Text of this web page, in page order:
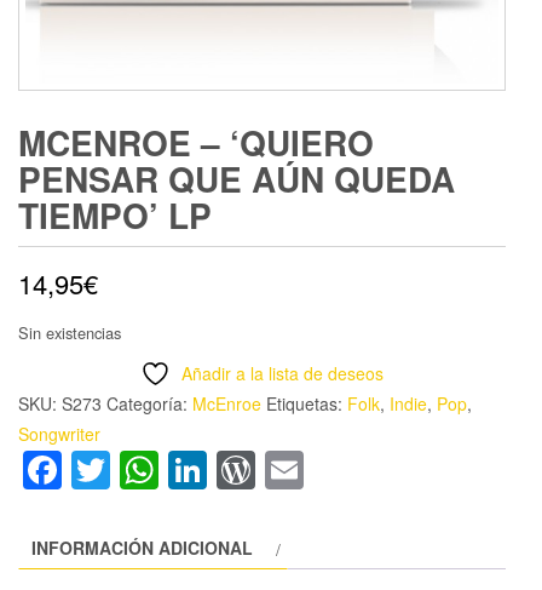
MCENROE – ‘QUIERO
PENSAR QUE AÚN QUEDA
TIEMPO’ LP
14,95€
Sin existencias
Añadir a la lista de deseos
SKU: S273 Categoría: McEnroe Etiquetas: Folk, Indie, Pop,
Songwriter
Facebook
Twitter
WhatsApp
LinkedIn
WordPress
INFORMACIÓN ADICIONAL